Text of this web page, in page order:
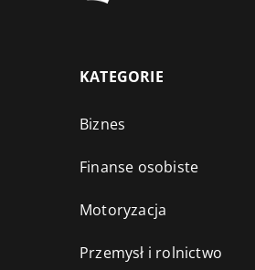
KATEGORIE
Biznes
Finanse osobiste
Motoryzacja
Przemysł i rolnictwo